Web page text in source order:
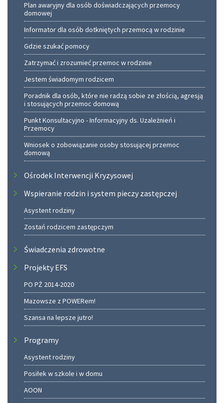
Plan awaryjny dla osób doświadczających przemocy
domowej
Informator dla osób dotkniętych przemocą w rodzinie
Gdzie szukać pomocy
Zatrzymać i zrozumieć przemoc w rodzinie
Jestem świadomym rodzicem
Poradnik dla osób, które nie radzą sobie ze złością, agresją
i stosujących przemoc domową
Punkt Konsultacyjno - Informacyjny ds. Uzależnień i
Przemocy
Wniosek o zobowiązanie osoby stosującej przemoc
domową
Ośrodek Interwencji Kryzysowej
Wspieranie rodzin i system pieczy zastępczej
Asystent rodziny
Zostań rodzicem zastępczym
Świadczenia zdrowotne
Projekty EFS
PO PŻ 2014-2020
Mazowsze z POWERem!
Szansa na lepsze jutro!
Programy
Asystent rodziny
Posiłek w szkole i w domu
AOON